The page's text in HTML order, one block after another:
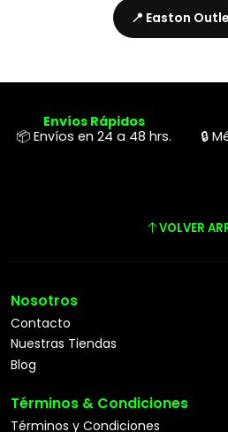
📍 Easton
Envíos Rápidos
📦 Envíos en 24 a 48 hrs.
🔒
VOLVER
Nosotros
Contacto
Nuestras Tiendas
Blog
Términos & Condiciones
Términos y Condiciones